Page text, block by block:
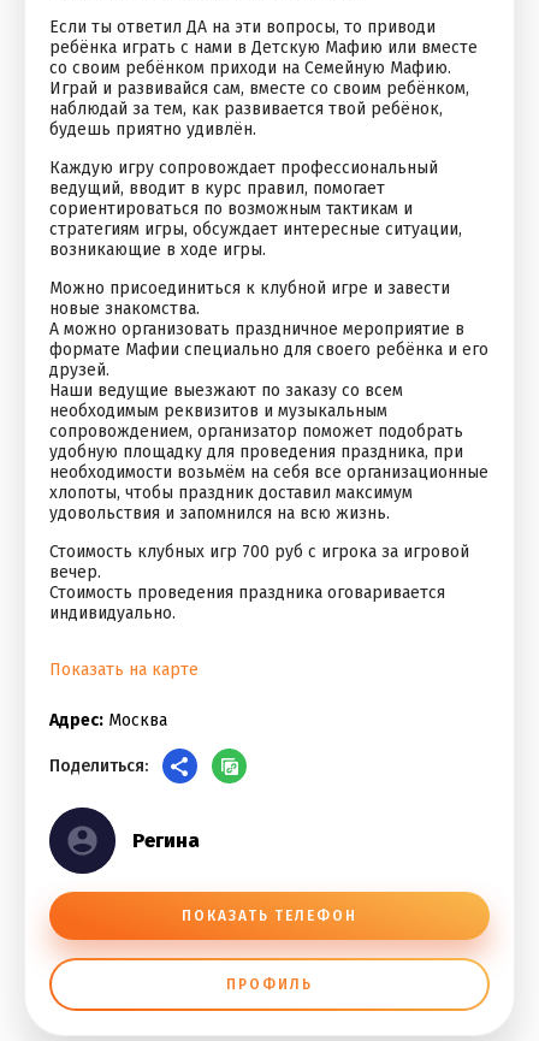
Если ты ответил ДА на эти вопросы, то привoди
ребёнка игpaть c нaми в Детcкую Maфию или вместе
со своим ребёнком приходи на Семейную Мафию.
Играй и развивайся сам, вместе со своим ребёнком,
наблюдай за тем, как развивается твой ребёнок,
будешь приятно удивлён.
Каждую игру сопровождает профессиональный
ведущий, вводит в курс правил, помогает
сориентироваться по возможным тактикам и
стратегиям игры, обсуждает интересные ситуации,
возникающие в ходе игры.
Можно присоединиться к клубной игре и завести
новые знакомства.
А можно организовать праздничное мероприятие в
формате Мафии специально для своего ребёнка и его
друзей.
Наши ведущие выезжают по заказу со всем
необходимым реквизитов и музыкальным
сопровождением, организатор поможет подобрать
удобную площадку для проведения праздника, при
необходимости возьмём на себя все организационные
хлопоты, чтобы праздник доставил максимум
удовольствия и запомнился на всю жизнь.
Стоимость клубных игр 700 руб с игрока за игровой
вечер.
Стоимость проведения праздника оговаривается
индивидуально.
Показать на карте
Адрес: Москва
Поделиться:
Регина
ПОКАЗАТЬ ТЕЛЕФОН
ПРОФИЛЬ